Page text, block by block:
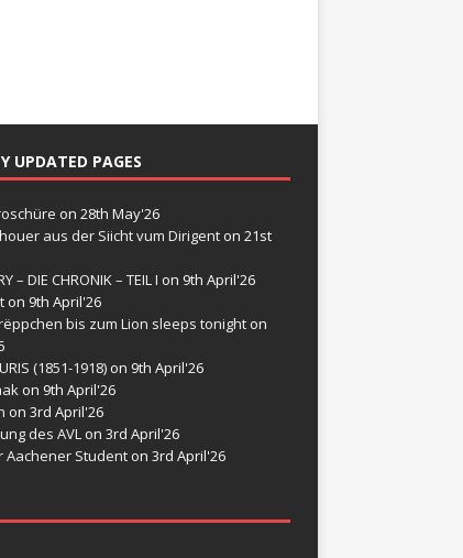
UPDATED PAGES
on 28th May'26
aus der Siicht vum Dirigenton 21st
– DIE CHRONIK – TEIL I on 9th April'26
on 9th April'26
bis zum Lion sleeps tonighton
(1851-1918)on 9th April'26
on 9th April'26
on 3rd April'26
des AVLon 3rd April'26
Aachener Studenton 3rd April'26